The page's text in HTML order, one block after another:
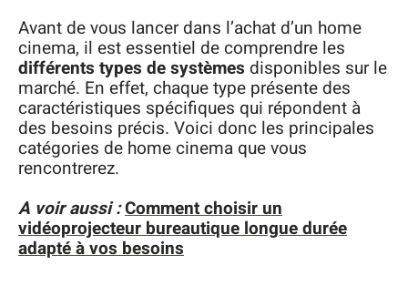
Avant de vous lancer dans l’achat d’un home
cinema, il est essentiel de comprendre les
différents types de systèmes disponibles sur le
marché. En effet, chaque type présente des
caractéristiques spécifiques qui répondent à
des besoins précis. Voici donc les principales
catégories de home cinema que vous
rencontrerez.
A voir aussi :Comment choisir un
vidéoprojecteur bureautique longue durée
adapté à vos besoins